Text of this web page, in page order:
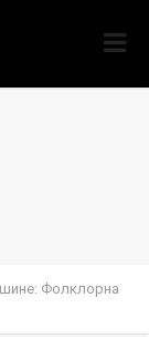
Фолклорна